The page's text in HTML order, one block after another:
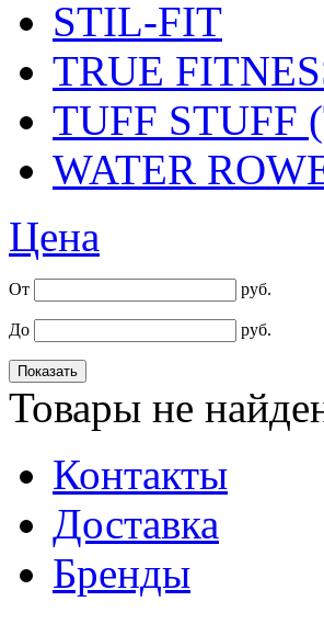
STIL-FIT
TRUE
TUFF STUFF
WATER
Цена
От руб.
До руб.
Товары не
Контакты
Доставка
Бренды